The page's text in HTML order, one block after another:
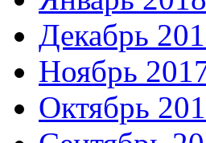
Декабрь
Ноябрь
Октябрь